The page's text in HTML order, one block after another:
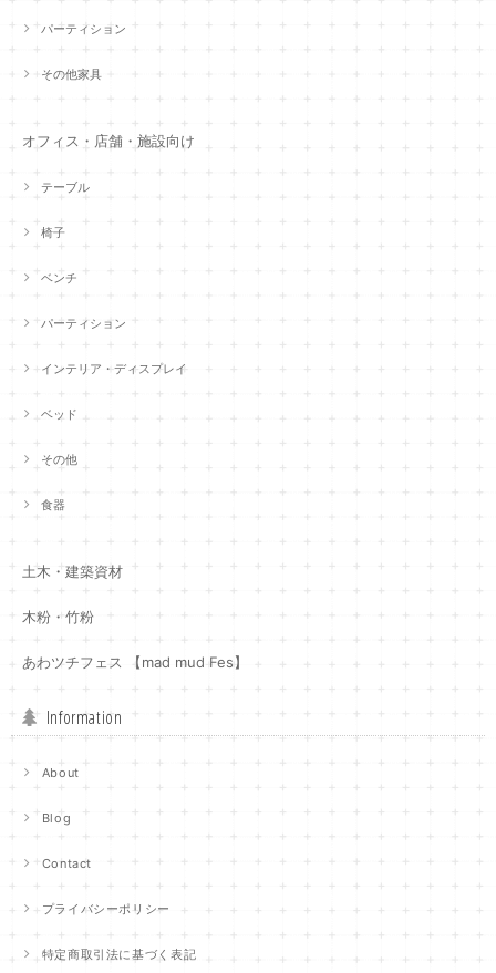
パーティション
その他家具
オフィス・店舗・施設向け
テーブル
椅子
ベンチ
パーティション
インテリア・ディスプレイ
ベッド
その他
食器
土木・建築資材
木粉・竹粉
あわツチフェス 【mad mud Fes】
Information
About
Blog
Contact
プライバシーポリシー
特定商取引法に基づく表記